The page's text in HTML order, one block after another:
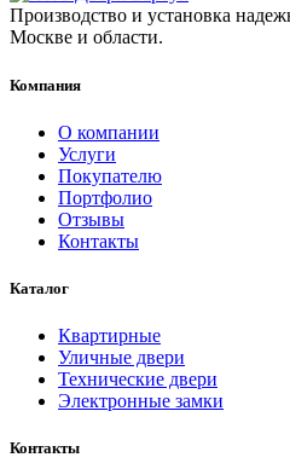
Производство и установка
Москве и области.
Компания
О компании
Услуги
Покупателю
Портфолио
Отзывы
Контакты
Каталог
Квартирные
Уличные двери
Технические двери
Электронные замки
Контакты